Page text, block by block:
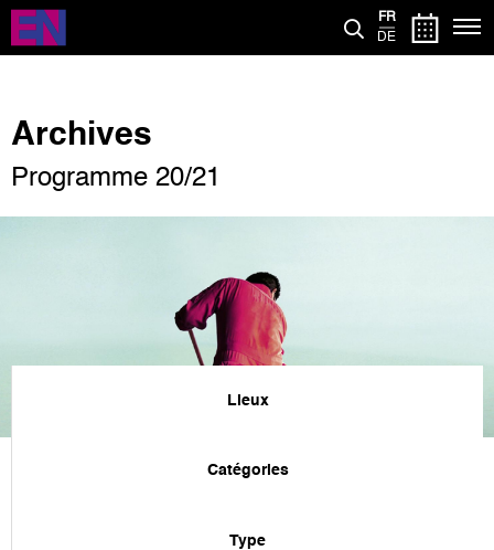
Aller
contenu
FR
DE
Archives
Programme 20/21
Lieux
Catégories
Type